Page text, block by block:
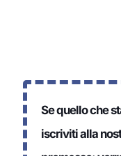
Se quello che
iscriviti alla